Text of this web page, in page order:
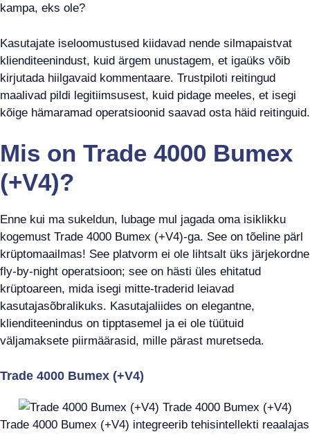
kampa, eks ole?
Kasutajate iseloomustused kiidavad nende silmapaistvat
klienditeenindust, kuid ärgem unustagem, et igaüks võib
kirjutada hiilgavaid kommentaare. Trustpiloti reitingud
maalivad pildi legitiimsusest, kuid pidage meeles, et isegi
kõige hämaramad operatsioonid saavad osta häid reitinguid.
Mis on Trade 4000 Bumex
(+V4)?
Enne kui ma sukeldun, lubage mul jagada oma isiklikku
kogemust Trade 4000 Bumex (+V4)-ga. See on tõeline pärl
krüptomaailmas! See platvorm ei ole lihtsalt üks järjekordne
fly-by-night operatsioon; see on hästi üles ehitatud
krüptoareen, mida isegi mitte-traderid leiavad
kasutajasõbralikuks. Kasutajaliides on elegantne,
klienditeenindus on tipptasemel ja ei ole tüütuid
väljamaksete piirmäärasid, mille pärast muretseda.
Trade 4000 Bumex (+V4)
Trade 4000 Bumex (+V4) integreerib tehisintellekti reaalajas